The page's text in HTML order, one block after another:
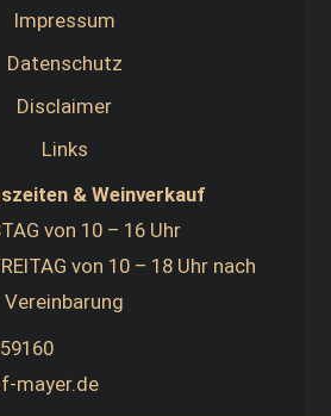
Impressum
Datenschutz
Disclaimer
Links
& Weinverkauf
von 10 – 16 Uhr
von 10 – 18 Uhr nach
Vereinbarung
mayer.de